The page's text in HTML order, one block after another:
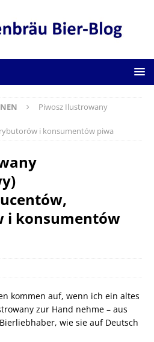
Piwosz Ilustrowany
i konsumentów piwa
i konsumentów
kommen auf, wenn ich ein altes
zur Hand nehme – aus
wie sie auf Deutsch